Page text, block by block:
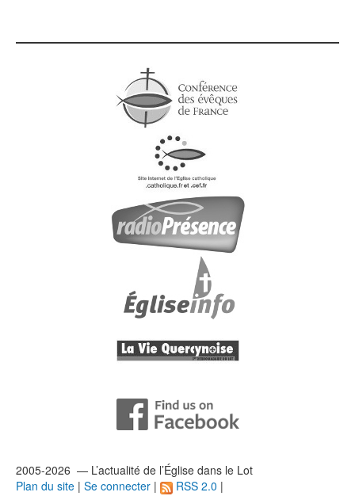
2005-2026 — L’actualité de l’Église dans le Lot
Plan du site | Se connecter | RSS 2.0 |